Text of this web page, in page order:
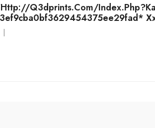
q3dprints.com/
|